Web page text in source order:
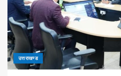
उत्तराखण्ड